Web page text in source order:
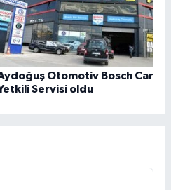
Otomotiv Bosch Car
Servisi oldu